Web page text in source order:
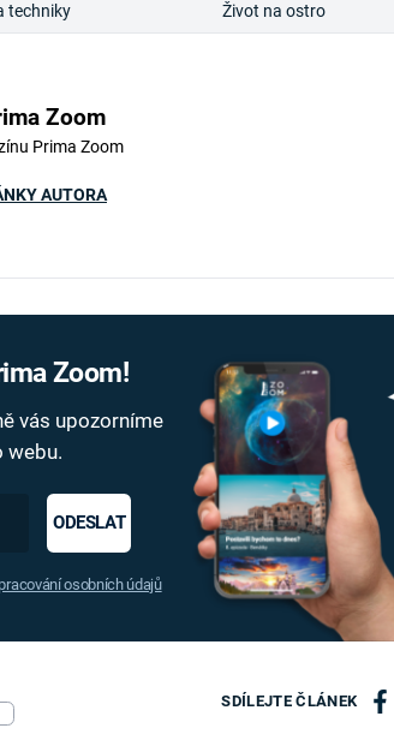
techniky Život na ostro
Zoom
Prima Zoom
AUTORA
Zoom!
vás upozorníme
webu.
ODESLAT
osobních údajů
SDÍLEJTE ČLÁNEK